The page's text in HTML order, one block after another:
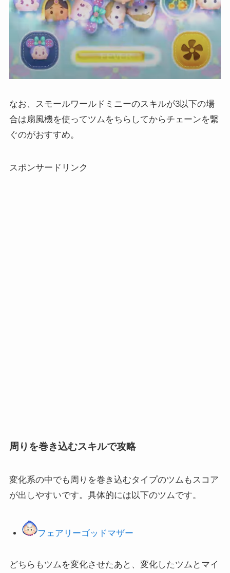
なお、スモールワールドミニーのスキルが3以下の場
合は扇風機を使ってツムをちらしてからチェーンを繋
ぐのがおすすめ。
スポンサードリンク
周りを巻き込むスキルで攻略
変化系の中でも周りを巻き込むタイプのツムもスコア
が出しやすいです。具体的には以下のツムです。
フェアリーゴッドマザー
どちらもツムを変化させたあと、変化したツムとマイ